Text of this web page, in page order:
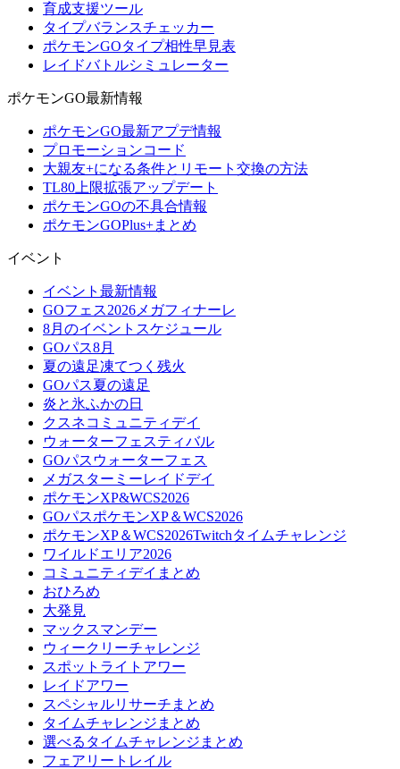
育成支援ツール
タイプバランスチェッカー
ポケモンGOタイプ相性早見表
レイドバトルシミュレーター
ポケモンGO最新情報
ポケモンGO最新アプデ情報
プロモーションコード
大親友+になる条件とリモート交換の方法
TL80上限拡張アップデート
ポケモンGOの不具合情報
ポケモンGOPlus+まとめ
イベント
イベント最新情報
GOフェス2026メガフィナーレ
8月のイベントスケジュール
GOパス8月
夏の遠足凍てつく残火
GOパス夏の遠足
炎と氷ふかの日
クスネコミュニティデイ
ウォーターフェスティバル
GOパスウォーターフェス
メガスターミーレイドデイ
ポケモンXP&WCS2026
GOパスポケモンXP＆WCS2026
ポケモンXP＆WCS2026Twitchタイムチャレンジ
ワイルドエリア2026
コミュニティデイまとめ
おひろめ
大発見
マックスマンデー
ウィークリーチャレンジ
スポットライトアワー
レイドアワー
スペシャルリサーチまとめ
タイムチャレンジまとめ
選べるタイムチャレンジまとめ
フェアリートレイル